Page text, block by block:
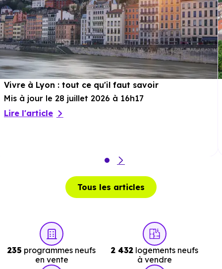
ou à 213 m, soit 3 min à pied.
Cinéma :Astoria à 948 m, soit 3 min en voiture ou à
103 m, soit 1 min à pied.
Théâtre :Théâtre de l'Intervalle à 1.5 km, soit 4 min
en voiture ou à 1.5 km, soit 19 min à pied.
Musée :Musée des Sapeurs-Pompiers de Lyon
km, soit 3 min en voiture ou à 1.3 km, soit 16 min à pied
1.4 km, soit 4 min en voiture ou à 1.3 km, soit 16 min à
pied
Poste :La Poste Lyon Sully
à 455 m, soit 1 min en
Vivre à Lyon : tout ce qu'il faut savoir
Mis à jour le 28 juillet 2026 à 16h17
Lire l'article
Tous les articles
235 programmes neufs
en vente
2 432 logements neufs
à vendre